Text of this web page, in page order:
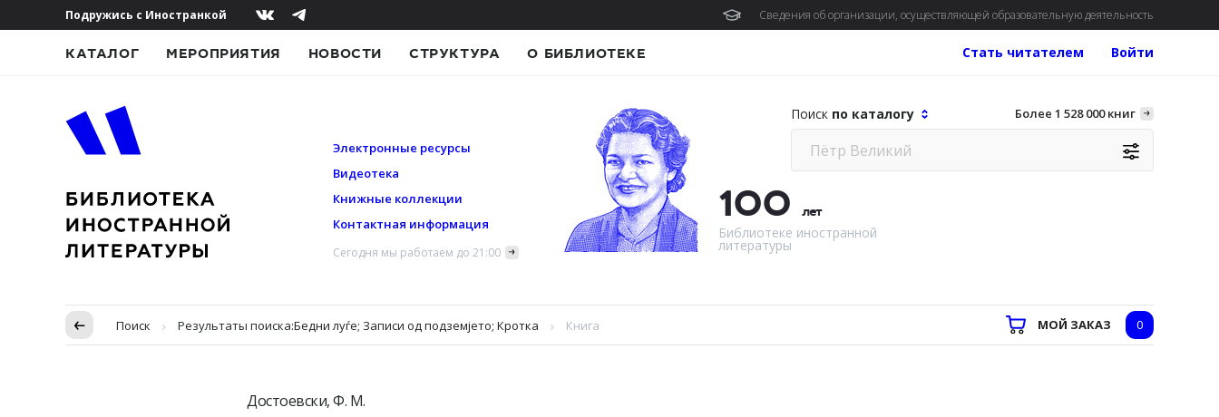
Подружись с Иностранкой Сведения об организации, осуществляющей образовательную деятельность
КАТАЛОГ МЕРОПРИЯТИЯ НОВОСТИ СТРУКТУРА О БИБЛИОТЕКЕ Войти
Стать читателем
Электронные ресурсы
Видеотека
Книжные коллекции
Контактная информация
Сегодня мы работаем до 21:00
Поиск по каталогу Более 1 528 000 книг
100
лет
Библиотеке иностранной
литературы
Пропуск в контексте
Поиск Результаты поиска:Бедни луѓе; Записи од подземјето; Кротка Книга МОЙ ЗАКАЗ 0
Достоевски, Ф. М.